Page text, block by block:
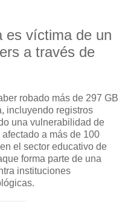
es víctima de un
a través de
robado más de 297 GB
incluyendo registros
una vulnerabilidad de
a más de 100
el sector educativo de
forma parte de una
instituciones